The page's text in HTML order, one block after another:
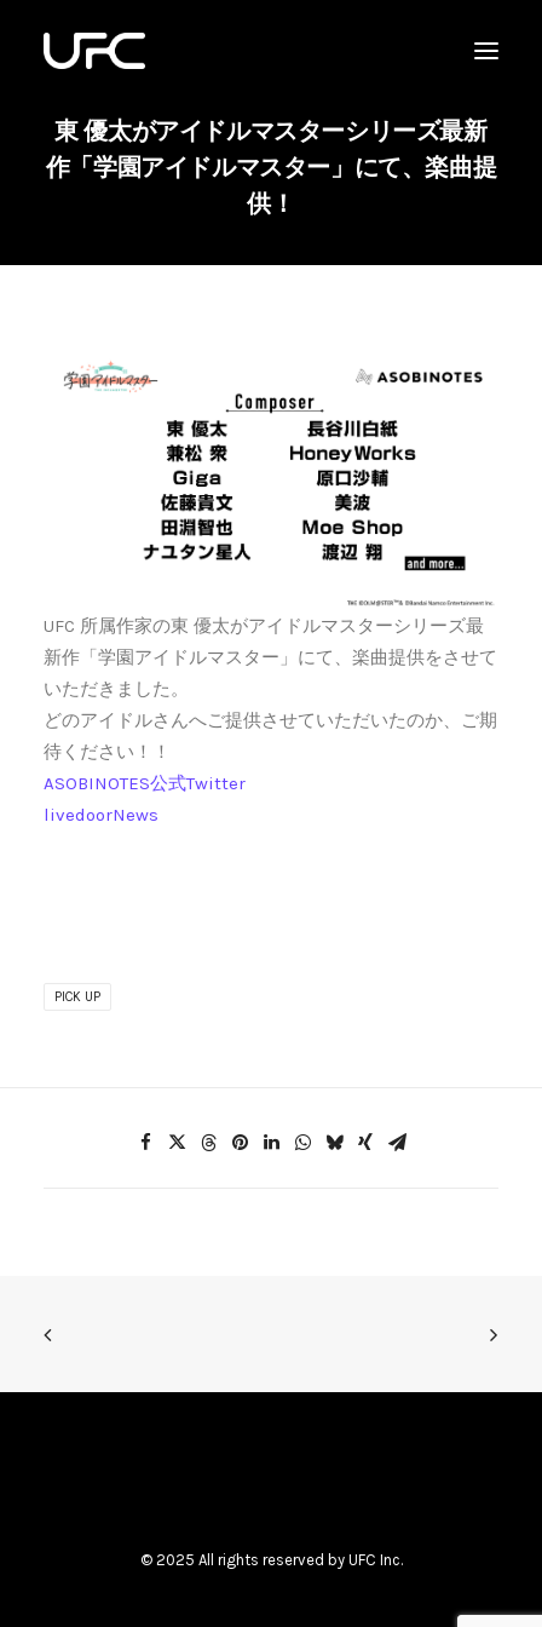
東 優太がアイドルマスターシリーズ最新
作「学園アイドルマスター」にて、楽曲提
供！
UFC 所属作家の東 優太がアイドルマスターシリーズ最
新作「学園アイドルマスター」にて、楽曲提供をさせて
いただきました。
どのアイドルさんへご提供させていただいたのか、ご期
待ください！！
ASOBINOTES公式Twitter
livedoorNews
PICK UP
© 2025 All rights reserved by UFC Inc.